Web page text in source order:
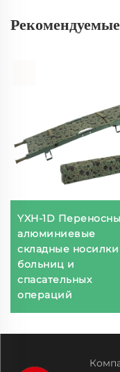
YXH-1D
алюминиевые
складные
больниц и
спасательных
операций